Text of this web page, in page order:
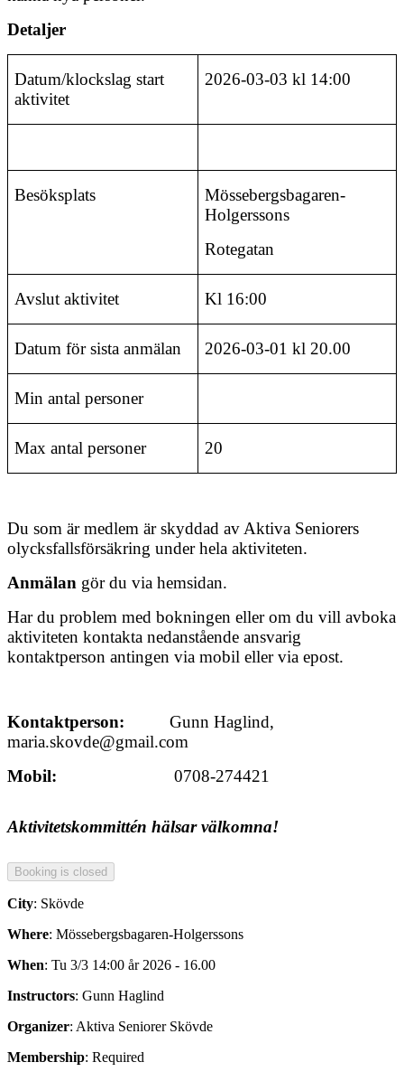
Detaljer
Datum/klockslag start
aktivitet
2026-03-03 kl 14:00
Besöksplats
Mössebergsbagaren-
Holgerssons
Rotegatan
Avslut aktivitet Kl 16:00
Datum för sista anmälan 2026-03-01 kl 20.00
Min antal personer
Max antal personer 20
Du som är medlem är skyddad av Aktiva Seniorers
olycksfallsförsäkring under hela aktiviteten.
Anmälan gör du via hemsidan.
Har du problem med bokningen eller om du vill avboka
aktiviteten kontakta nedanstående ansvarig
kontaktperson antingen via mobil eller via epost.
Kontaktperson: Gunn Haglind,
maria.skovde@gmail.com
Mobil: 0708-274421
Aktivitetskommittén hälsar välkomna!
City: Skövde
Where: Mössebergsbagaren-Holgerssons
When: Tu 3/3 14:00 år 2026 - 16.00
Instructors: Gunn Haglind
Organizer: Aktiva Seniorer Skövde
Membership: Required